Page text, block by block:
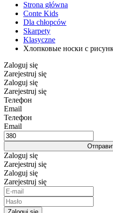
Strona główna
Conte Kids
Dla chłopców
Skarpety
Klasyczne
Хлопковые носки с
Zaloguj się
Zarejestruj się
Zaloguj się
Zarejestruj się
Телефон
Email
Телефон
Email
Zaloguj się
Zarejestruj się
Zaloguj się
Zarejestruj się